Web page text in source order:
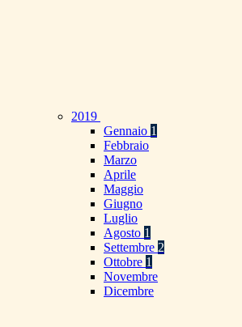
2019
Gennaio 1
Febbraio
Marzo
Aprile
Maggio
Giugno
Luglio
Agosto 1
Settembre 2
Ottobre 1
Novembre
Dicembre